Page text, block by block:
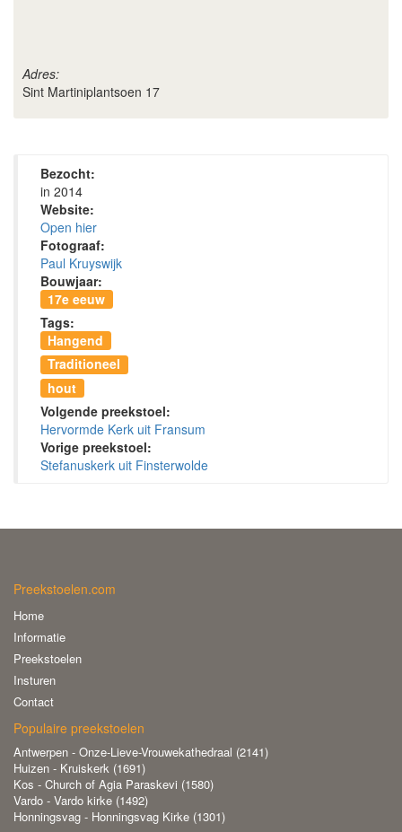
Adres:
Sint Martiniplantsoen 17
Bezocht:
in 2014
Website:
Open hier
Fotograaf:
Paul Kruyswijk
Bouwjaar:
17e eeuw
Tags:
Hangend
Traditioneel
hout
Volgende preekstoel:
Hervormde Kerk uit Fransum
Vorige preekstoel:
Stefanuskerk uit Finsterwolde
Preekstoelen.com
Home
Informatie
Preekstoelen
Insturen
Contact
Populaire preekstoelen
Antwerpen - Onze-Lieve-Vrouwekathedraal (2141)
Huizen - Kruiskerk (1691)
Kos - Church of Agia Paraskevi (1580)
Vardo - Vardo kirke (1492)
Honningsvag - Honningsvag Kirke (1301)